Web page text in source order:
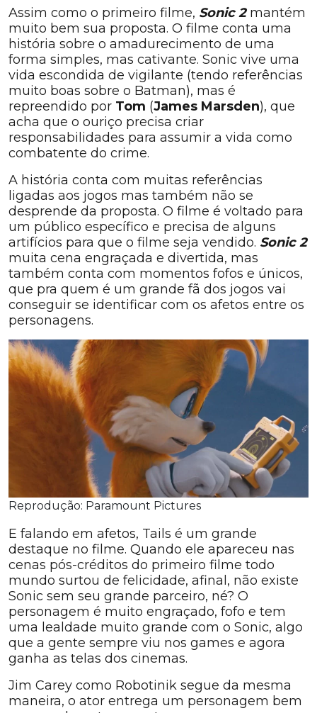
Assim como o primeiro filme, Sonic 2mantém
muito bem sua proposta. O filme conta uma
história sobre o amadurecimento de uma
forma simples, mas cativante. Sonic vive uma
vida escondida de vigilante (tendo referências
muito boas sobre o Batman), mas é
repreendido por Tom (James Marsden), que
acha que o ouriço precisa criar
responsabilidades para assumir a vida como
combatente do crime.
A história conta com muitas referências
ligadas aos jogos mas também não se
desprende da proposta. O filme é voltado para
um público específico e precisa de alguns
artifícios para que o filme seja vendido. Sonic 2
muita cena engraçada e divertida, mas
também conta com momentos fofos e únicos,
que pra quem é um grande fã dos jogos vai
conseguir se identificar com os afetos entre os
personagens.
Reprodução: Paramount Pictures
E falando em afetos, Tails é um grande
destaque no filme. Quando ele apareceu nas
cenas pós-créditos do primeiro filme todo
mundo surtou de felicidade, afinal, não existe
Sonic sem seu grande parceiro, né? O
personagem é muito engraçado, fofo e tem
uma lealdade muito grande com o Sonic, algo
que a gente sempre viu nos games e agora
ganha as telas dos cinemas.
Jim Carey como Robotinik segue da mesma
maneira, o ator entrega um personagem bem